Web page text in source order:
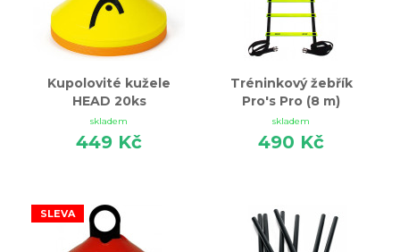
Kupolovité kužele
HEAD 20ks
skladem
449 Kč
Tréninkový žebřík
Pro's Pro (8 m)
skladem
490 Kč
SLEVA